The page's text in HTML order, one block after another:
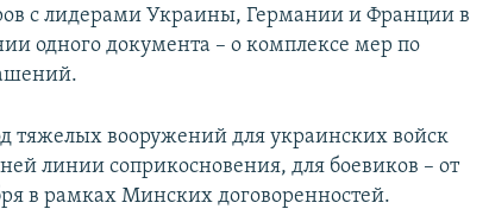
с лидерами Украины, Германии и Франции в
одного документа – о комплексе мер по
тяжелых вооружений для украинских войск
линии соприкосновения, для боевиков – от
в рамках Минских договоренностей.